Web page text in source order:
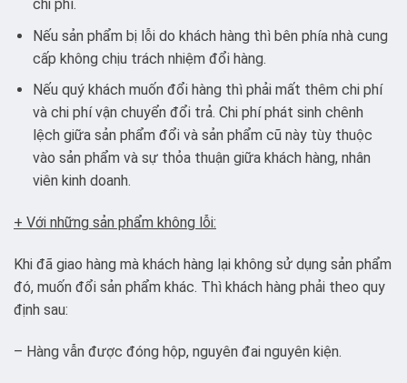
chi phí.
Nếu sản phẩm bị lỗi do khách hàng thì bên phía nhà cung
cấp không chịu trách nhiệm đổi hàng.
Nếu quý khách muốn đổi hàng thì phải mất thêm chi phí
và chi phí vận chuyển đổi trả. Chi phí phát sinh chênh
lệch giữa sản phẩm đổi và sản phẩm cũ này tùy thuộc
vào sản phẩm và sự thỏa thuận giữa khách hàng, nhân
viên kinh doanh.
+ Với những sản phẩm không lỗi:
Khi đã giao hàng mà khách hàng lại không sử dụng sản phẩm
đó, muốn đổi sản phẩm khác. Thì khách hàng phải theo quy
định sau:
– Hàng vẫn được đóng hộp, nguyên đai nguyên kiện.